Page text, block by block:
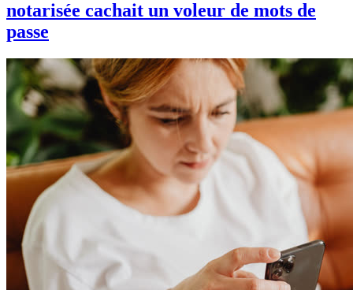
notarisée cachait un voleur de mots de
passe